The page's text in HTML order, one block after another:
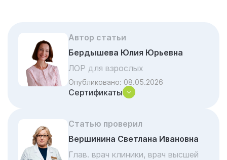
Отзывы об услуге «Капельница
Реамберина»
Акции и скидки на лечение
Частые вопросы и ответы
Автор статьи
Бердышева Юлия Юрьевна
ЛОР для взрослых
Опубликовано: 08.05.2026
Сертификаты
Статью проверил
Вершинина Светлана Ивановна
Глав. врач клиники, врач высшей